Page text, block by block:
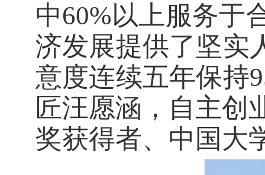
中60%以上服务于
济发展提供了坚实
意度连续五年保持
匠汪愿涵，自主创
奖获得者、中国大